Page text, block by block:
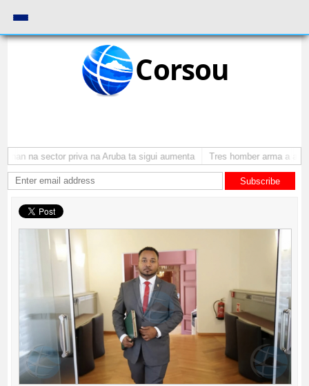
Corsou
na sector priva na Aruba ta sigui aumenta Tres homber arma a
Subscribe